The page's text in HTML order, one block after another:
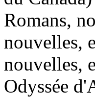
Romans,
nouvelles,
nouvelles,
Odyssée